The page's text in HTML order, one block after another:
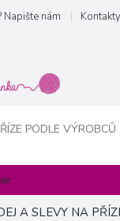
Napište nám
PODLE VÝROBCŮ
A SLEVY NA